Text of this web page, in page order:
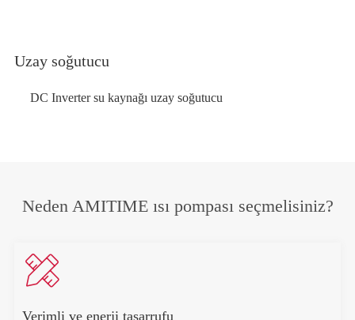
Uzay soğutucu
DC Inverter su kaynağı uzay soğutucu
Neden AMITIME ısı pompası seçmelisiniz?

Verimli ve enerji tasarrufu